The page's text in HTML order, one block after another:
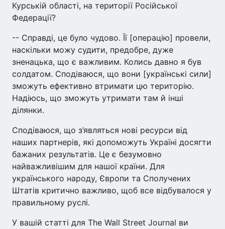
Курській області, на території Російської
Федерації?
-- Справді, це було чудово. Її [операцію] провели,
наскільки можу судити, предобре, дуже
зненацька, що є важливим. Колись давно я був
солдатом. Сподіваюся, що вони [українські сили]
зможуть ефективно втримати цю територію.
Надіюсь, що зможуть утримати там й інші
ділянки.
Сподіваюся, що з’являться нові ресурси від
наших партнерів, які допоможуть Україні досягти
бажаних результатів. Це є безумовно
найважливішим для нашої країни. Для
українського народу, Європи та Сполучених
Штатів критично важливо, щоб все відбувалося у
правильному руслі.
У вашій статті для The Wall Street Journal ви